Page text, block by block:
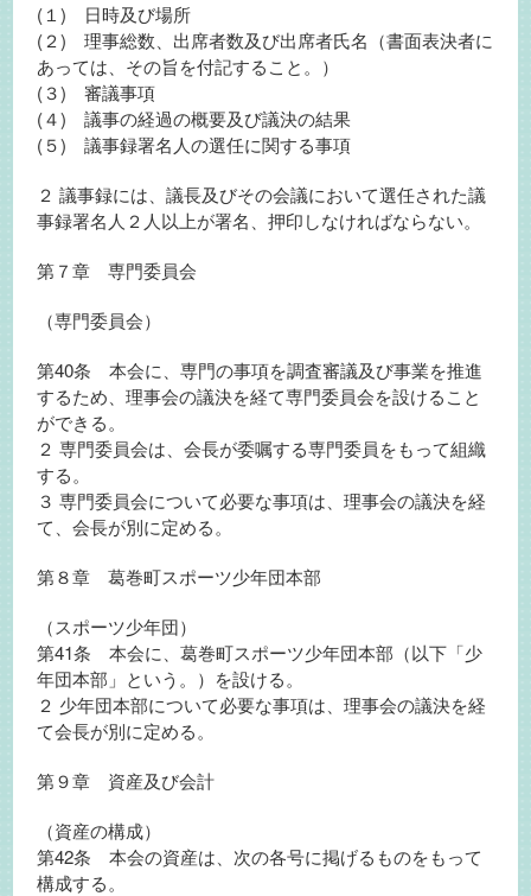
(１) 日時及び場所
(２) 理事総数、出席者数及び出席者氏名（書面表決者に
あっては、その旨を付記すること。）
(３) 審議事項
(４) 議事の経過の概要及び議決の結果
(５) 議事録署名人の選任に関する事項
２ 議事録には、議長及びその会議において選任された議
事録署名人２人以上が署名、押印しなければならない。
第７章 専門委員会
（専門委員会）
第40条 本会に、専門の事項を調査審議及び事業を推進
するため、理事会の議決を経て専門委員会を設けること
ができる。
２ 専門委員会は、会長が委嘱する専門委員をもって組織
する。
３ 専門委員会について必要な事項は、理事会の議決を経
て、会長が別に定める。
第８章 葛巻町スポーツ少年団本部
（スポーツ少年団）
第41条 本会に、葛巻町スポーツ少年団本部（以下「少
年団本部」という。）を設ける。
２ 少年団本部について必要な事項は、理事会の議決を経
て会長が別に定める。
第９章 資産及び会計
（資産の構成）
第42条 本会の資産は、次の各号に掲げるものをもって
構成する。